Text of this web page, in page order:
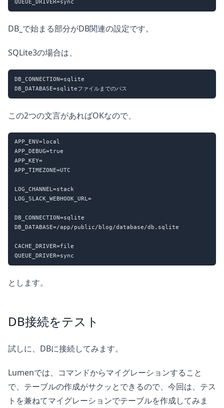
DB_で始まる部分がDB関連の設定です。
SQLite3の場合は、
DB_CONNECTION=sqlite
この2つの文言があればOKなので、
APP_ENV=local
APP_DEBUG=true
APP_KEY=
APP_TIMEZONE=UTC
LOG_CHANNEL=stack
LOG_SLACK_WEBHOOK_URL=
DB_CONNECTION=sqlite
DB_DATABASE=/app/public/blog/database/db.sqlite
CACHE_DRIVER=file
とします。
DB接続をテスト
試しに、DBに接続してみます。
Lumenでは、コマンドからマイグレーションすること
で、テーブルの作成がサクッとできるので、今回は、テス
トを兼ねてマイグレーションでテーブルを作成してみま